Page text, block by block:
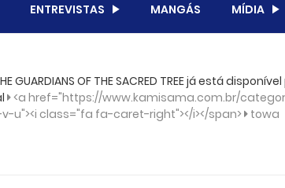
ENTREVISTAS MANGÁS MÍDIA
GUARDIANS OF THE SACRED TREE já está
<a href="https://www.kamisama.com.br/
u"><i class="fa fa-caret-right"></i></span> towa